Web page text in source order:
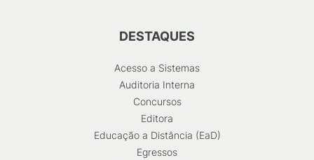
DESTAQUES
Acesso a Sistemas
Auditoria Interna
Concursos
Editora
Educação a Distância (EaD)
Egressos